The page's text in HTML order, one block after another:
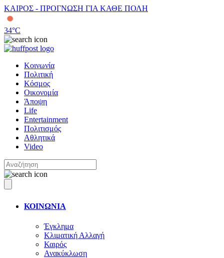
ΚΑΙΡΟΣ - ΠΡΟΓΝΩΣΗ ΓΙΑ ΚΑΘΕ ΠΟΛΗ
34°C
Κοινωνία
Πολιτική
Κόσμος
Οικονομία
Άποψη
Life
Entertainment
Πολιτισμός
Αθλητικά
Video
ΚΟΙΝΩΝΙΑ
Έγκλημα
Κλιματική Αλλαγή
Καιρός
Ανακύκλωση